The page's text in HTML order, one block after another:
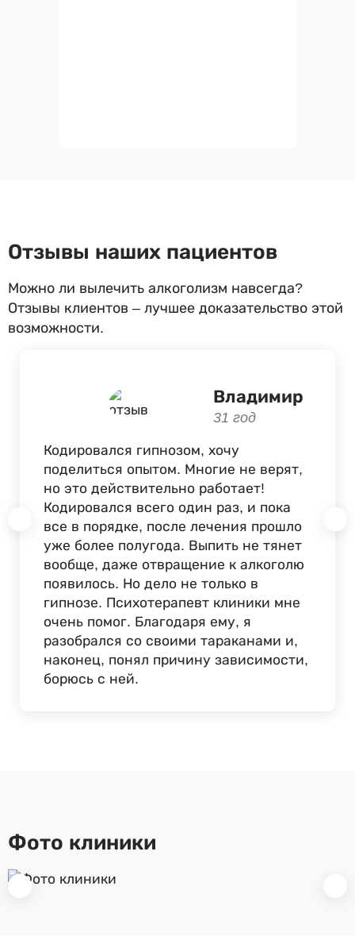
Отзывы наших пациентов
Можно ли вылечить алкоголизм навсегда?
Отзывы клиентов – лучшее доказательство этой
возможности.
Владимир
31 год
Кодировался гипнозом, хочу
поделиться опытом. Многие не верят,
но это действительно работает!
Кодировался всего один раз, и пока
все в порядке, после лечения прошло
уже более полугода. Выпить не тянет
вообще, даже отвращение к алкоголю
появилось. Но дело не только в
гипнозе. Психотерапевт клиники мне
очень помог. Благодаря ему, я
разобрался со своими тараканами и,
наконец, понял причину зависимости,
борюсь с ней.
Фото клиники